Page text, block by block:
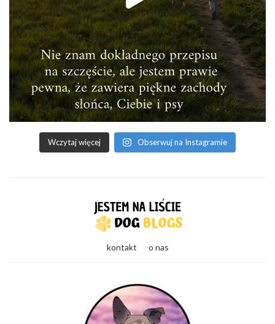
Wczytaj więcej Obserwuj na Instagramie
kontakt o nas